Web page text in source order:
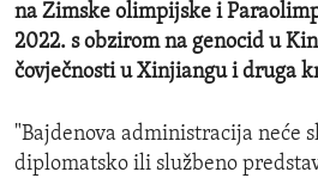
na Zimske olimpijske i
2022. s obzirom na genocid u
čovječnosti u Xinjiangu i druga
"Bajdenova administracija neće
diplomatsko ili službeno